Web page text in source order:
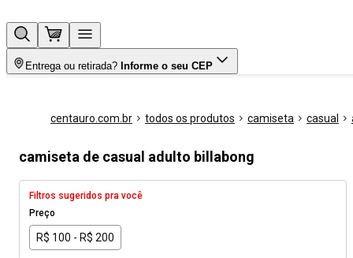
Entrega ou retirada? Informe o seu CEP
centauro.com.br todos os produtos camiseta casual
camiseta de casual adulto billabong
Filtros sugeridos pra você
Preço
R$ 100 - R$ 200